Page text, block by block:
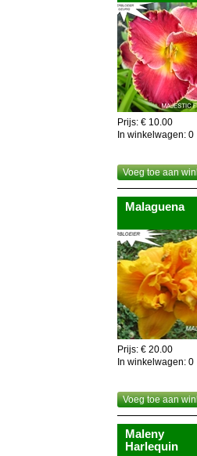
Prijs: € 10.00
In winkelwagen: 0
Voeg toe aan
Malaguena
Prijs: € 20.00
In winkelwagen: 0
Voeg toe aan
Maleny
Harlequin